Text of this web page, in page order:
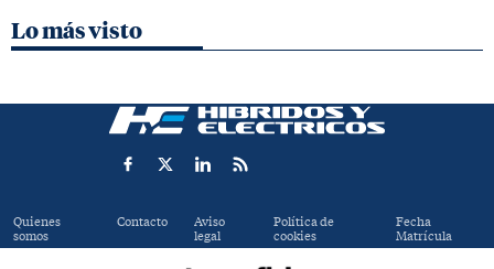
Lo más visto
Quienes
somos
Contacto Aviso
legal
Política de
cookies
Fecha
Matrícula